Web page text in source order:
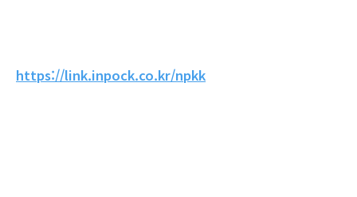
https://link.inpock.co.kr/npkk